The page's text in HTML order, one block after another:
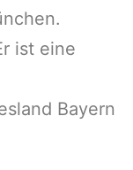
ist eine
Bayern